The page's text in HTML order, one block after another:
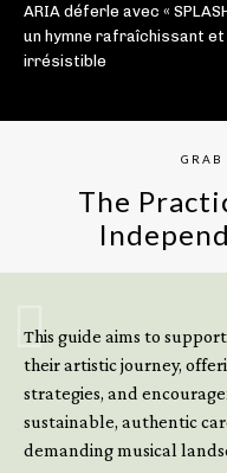
ARIA déferle avec «
un hymne rafraîchissant et
irrésistible
The
This guide aims to
their artistic journey,
strategies, and
sustainable, authentic
demanding musical